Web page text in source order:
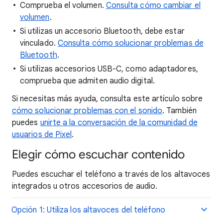
Comprueba el volumen. Consulta cómo cambiar el
volumen.
Si utilizas un accesorio Bluetooth, debe estar
vinculado. Consulta cómo solucionar problemas de
Bluetooth.
Si utilizas accesorios USB-C, como adaptadores,
comprueba que admiten audio digital.
Si necesitas más ayuda, consulta este artículo sobre
cómo solucionar problemas con el sonido. También
puedes unirte a la conversación de la comunidad de
usuarios de Pixel.
Elegir cómo escuchar contenido
Puedes escuchar el teléfono a través de los altavoces
integrados u otros accesorios de audio.
Opción 1: Utiliza los altavoces del teléfono